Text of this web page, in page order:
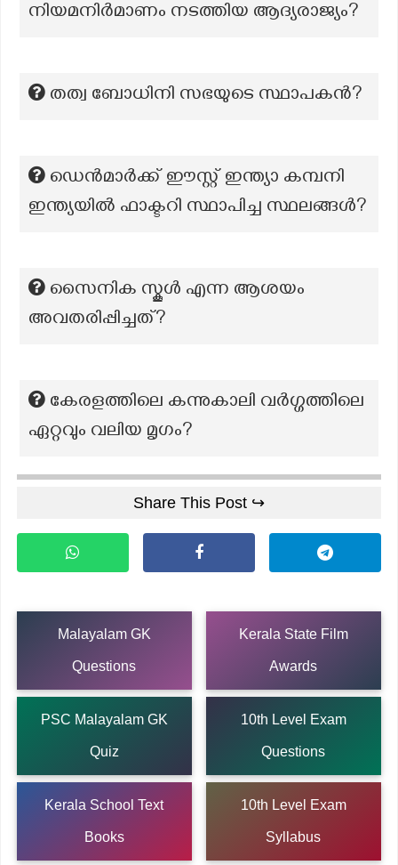
നിയമനിർമാണം നടത്തിയ ആദ്യരാജ്യം?
തത്വ ബോധിനി സഭയുടെ സ്ഥാപകൻ?
ഡെൻമാർക്ക് ഈസ്റ്റ് ഇന്ത്യാ കമ്പനി
ഇന്ത്യയിൽ ഫാക്ടറി സ്ഥാപിച്ച സ്ഥലങ്ങൾ?
സൈനിക സ്കൂൾ എന്ന ആശയം
അവതരിപ്പിച്ചത്?
കേരളത്തിലെ കന്നുകാലി വർഗ്ഗത്തിലെ
ഏറ്റവും വലിയ മൃഗം?
Share This Post ↪
Malayalam GK
Questions
Kerala State Film
Awards
PSC Malayalam GK
Quiz
10th Level Exam
Questions
Kerala School Text
Books
10th Level Exam
Syllabus